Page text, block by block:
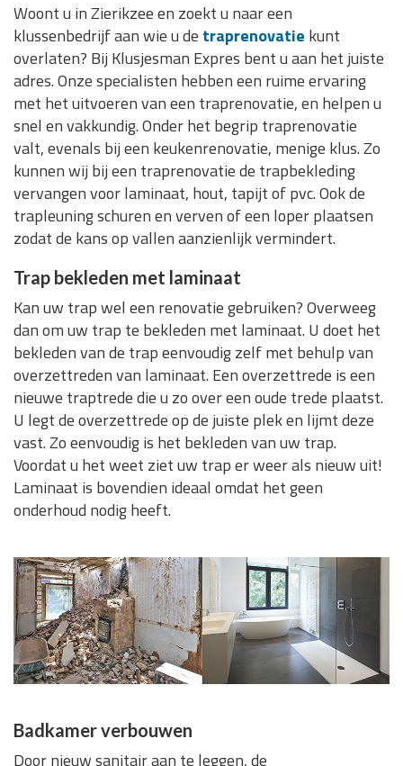
Woont u in Zierikzee en zoekt u naar een
klussenbedrijf aan wie u de traprenovatie kunt
overlaten? Bij Klusjesman Expres bent u aan het juiste
adres. Onze specialisten hebben een ruime ervaring
met het uitvoeren van een traprenovatie, en helpen u
snel en vakkundig. Onder het begrip traprenovatie
valt, evenals bij een keukenrenovatie, menige klus. Zo
kunnen wij bij een traprenovatie de trapbekleding
vervangen voor laminaat, hout, tapijt of pvc. Ook de
trapleuning schuren en verven of een loper plaatsen
zodat de kans op vallen aanzienlijk vermindert.
Trap bekleden met laminaat
Kan uw trap wel een renovatie gebruiken? Overweeg
dan om uw trap te bekleden met laminaat. U doet het
bekleden van de trap eenvoudig zelf met behulp van
overzettreden van laminaat. Een overzettrede is een
nieuwe traptrede die u zo over een oude trede plaatst.
U legt de overzettrede op de juiste plek en lijmt deze
vast. Zo eenvoudig is het bekleden van uw trap.
Voordat u het weet ziet uw trap er weer als nieuw uit!
Laminaat is bovendien ideaal omdat het geen
onderhoud nodig heeft.
Badkamer verbouwen
Door nieuw sanitair aan te leggen, de